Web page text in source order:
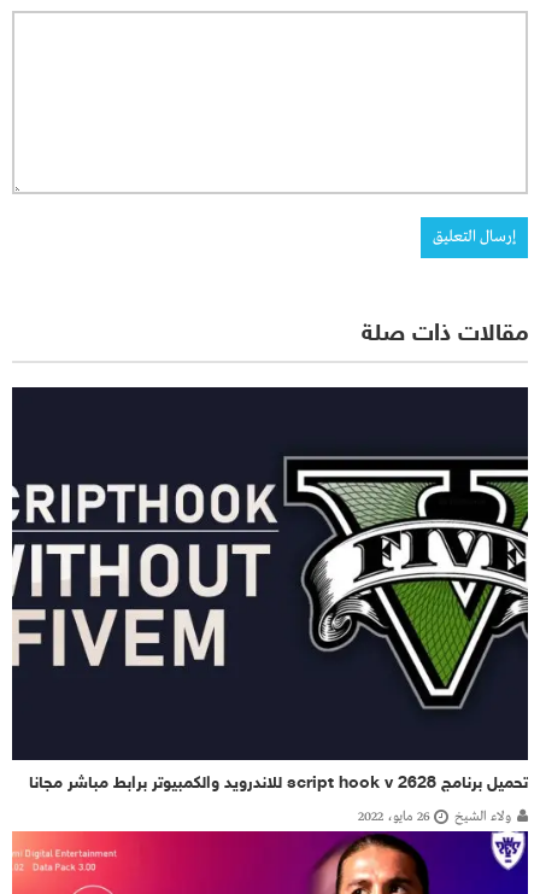
مقالات ذات صلة
تحميل برنامج script hook v 2628 للاندرويد والكمبيوتر برابط مباشر مجانا
ولاء الشيخ 26 مايو، 2022